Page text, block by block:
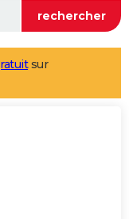
sur